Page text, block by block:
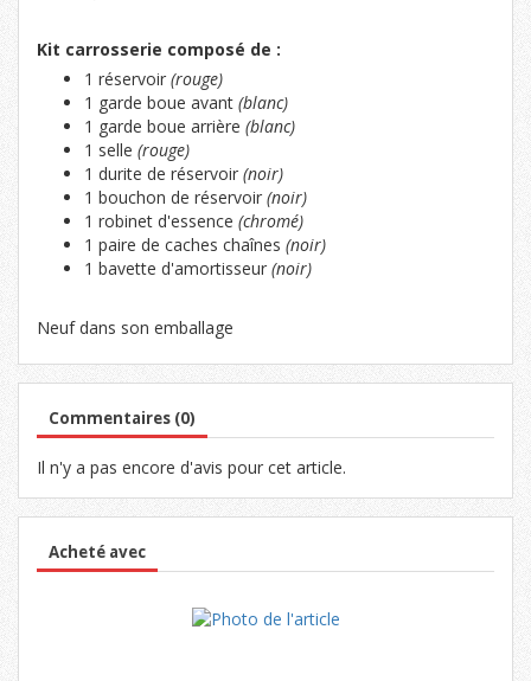
Kit carrosserie composé de :
1 réservoir (rouge)
1 garde boue avant (blanc)
1 garde boue arrière (blanc)
1 selle (rouge)
1 durite de réservoir (noir)
1 bouchon de réservoir (noir)
1 robinet d'essence (chromé)
1 paire de caches chaînes (noir)
1 bavette d'amortisseur (noir)
Neuf dans son emballage
Commentaires (0)
Il n'y a pas encore d'avis pour cet article.
Acheté avec